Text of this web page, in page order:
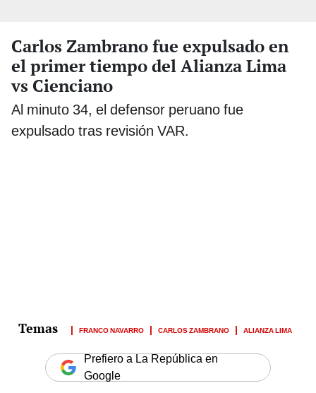
Carlos Zambrano fue expulsado en
el primer tiempo del Alianza Lima
vs Cienciano
Al minuto 34, el defensor peruano fue
expulsado tras revisión VAR.
FRANCO NAVARRO CARLOS ZAMBRANO ALIANZA LIMA
Prefiero a La República en
Google